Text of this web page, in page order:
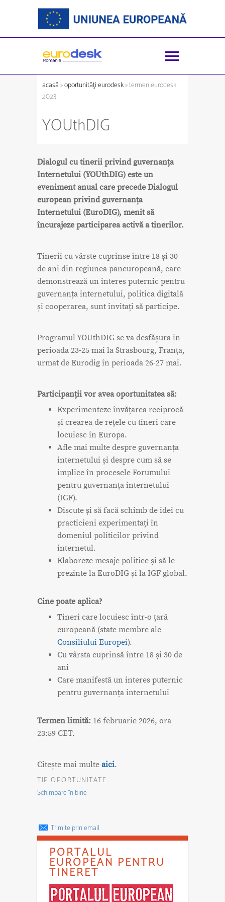
acasă»oportunităţi eurodesk» termen eurodesk
2023
YOUthDIG
Dialogul cu tinerii privind guvernanța
Internetului (YOUthDIG) este un
eveniment anual care precede Dialogul
european privind guvernanța
Internetului (EuroDIG), menit să
încurajeze participarea activă a tinerilor.
Tinerii cu vârste cuprinse între 18 și 30
de ani din regiunea paneuropeană, care
demonstrează un interes puternic pentru
guvernanța internetului, politica digitală
și cooperarea, sunt invitați să participe.
Programul YOUthDIG se va desfășura în
perioada 23-25 mai la Strasbourg, Franța,
urmat de Eurodig în perioada 26-27 mai.
Participanții vor avea oportunitatea să:
Experimenteze învățarea reciprocă
și crearea de rețele cu tineri care
locuiesc în Europa.
Afle mai multe despre guvernanța
internetului și despre cum să se
implice în procesele Forumului
pentru guvernanța internetului
(IGF).
Discute și să facă schimb de idei cu
practicieni experimentați în
domeniul politicilor privind
internetul.
Elaboreze mesaje politice și să le
prezinte la EuroDIG și la IGF global.
Cine poate aplica?
Tineri care locuiesc într-o țară
europeană (state membre ale
Consiliului Europei).
Cu vârsta cuprinsă între 18 și 30 de
ani
Care manifestă un interes puternic
pentru guvernanța internetului
Termen limită: 16 februarie 2026, ora
23:59 CET.
Citește mai multe aici.
TIP OPORTUNITATE
Schimbare în bine
Trimite prin email
PORTALUL
EUROPEAN PENTRU
TINERET